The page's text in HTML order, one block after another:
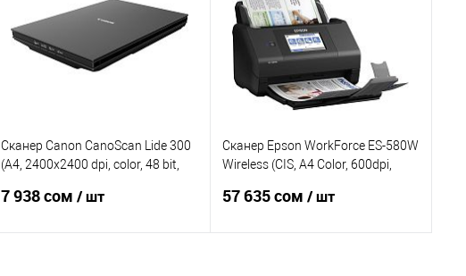
Сканер Canon CanoScan Lide 300
(A4, 2400x2400 dpi, color, 48 bit,
7 938 сом / шт
Сканер Epson WorkForce ES-580W
Wireless (CIS, A4 Color, 600dpi,
duplex, 30-bit input, 24-bit output,
57 635 сом / шт